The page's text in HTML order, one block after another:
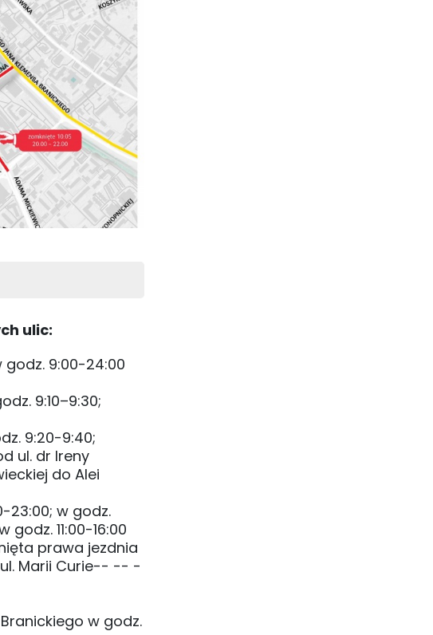
ulic:
godz. 9:00-24:00
9:10–9:30;
9:20-9:40;
ul. dr Ireny
do Alei
23:00; w godz.
11:00-16:00
prawa jezdnia
ul. Marii Curie-- -- -
w godz.